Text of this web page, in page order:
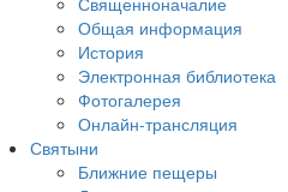
Общая информация
История
Электронная библиотека
Фотогалерея
Онлайн-трансляция
Святыни
Ближние пещеры